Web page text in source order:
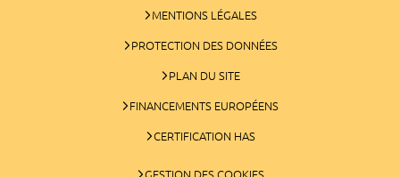
MENTIONS LÉGALES
PROTECTION DES DONNÉES
PLAN DU SITE
FINANCEMENTS EUROPÉENS
CERTIFICATION HAS
GESTION DES COOKIES